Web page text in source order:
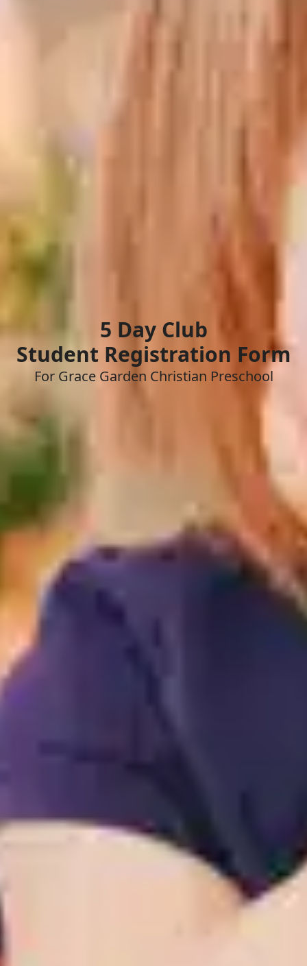
5 Day Club
Student Registration Form
For Grace Garden Christian Preschool